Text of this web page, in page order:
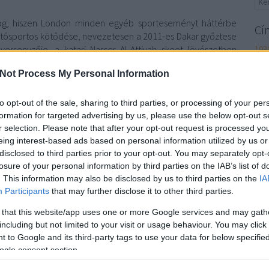
Process My Personal Information
opt-out of the sale, sharing to third parties, or processing of your
for targeted advertising by us, please use the below opt-out
selection. Please note that after your opt-out request is processed
interest-based ads based on personal information utilized by us
to third parties prior to your opt-out. You may separately
of your personal information by third parties on the IAB’s list of
This information may also be disclosed by us to third parties on the
Participants that may further disclose it to other third parties.
that this website/app uses one or more Google services and may
but not limited to your visit or usage behaviour. You may
to Google and its third-party tags to use your data for below
consent section.
hiszen London minden egyéb sporteseményt háttérbe
kötődése, nevezetesen a 2011-es Dakar győztese
a katari Nasser Al-Attiyah skeet lövészetben
szétlövéssel legyőzte azonos ponttal záró orosz
hogy a rali mellett a sportlövészetet is magas szinten űzi,
az olimpiai érem mindenképp pályája csúcsát jelenti.
Szólj hozzá!
olimpia nasser al attiyah
935